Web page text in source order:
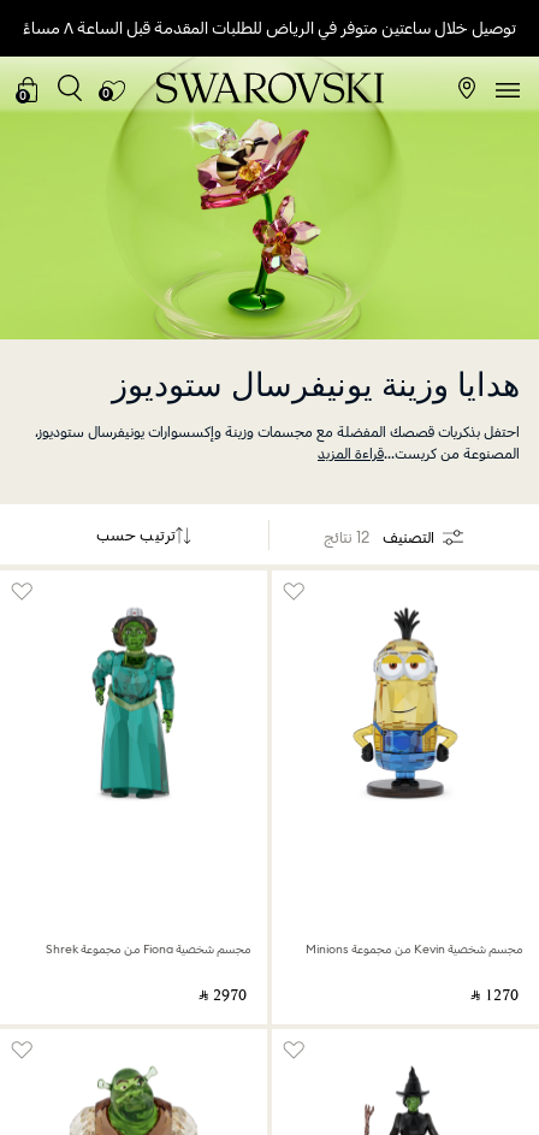
توصيل خلال ساعتين متوفر في الرياض للطلبات المقدمة قبل الساعة ٨ مساءً
0
0
هدايا وزينة يونيفرسال ستوديوز
احتفل بذكريات قصصك المفضلة مع مجسمات وزينة وإكسسوارات يونيفرسال ستوديوز،
المصنوعة من كريست...قراءة المزيد
التصنيف 12 نتائج ترتيب حسب
مجسم شخصية Kevin من مجموعة Minions
‎ ⃁ ⁦1270⁩ ‎
مجسم شخصية Fiona من مجموعة Shrek
‎ ⃁ ⁦2970⁩ ‎